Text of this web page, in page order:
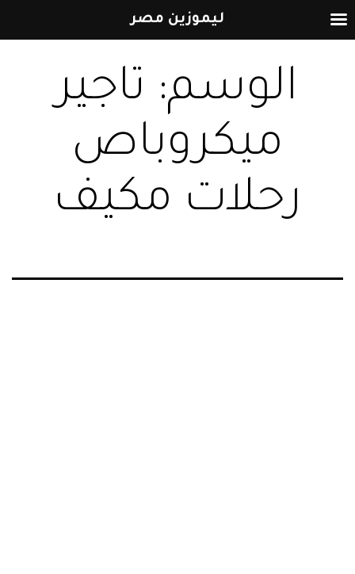
إلى
المحتوىالوسم: تاجير
ميكروباص
رحلات مكيف
ليموزين مصر